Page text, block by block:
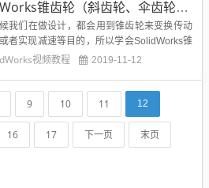
面图标文字大...
SolidWorks锥齿轮（斜齿轮、伞齿轮）如何装配？其实掌握这个方法装配并不难
我们在做设计，都会用到锥齿轮来变换传动
者实现减速等目的，所以学会SolidWorks锥
就非常的重要，今天溪风就给大家分享Solid
给大家推荐两个齿轮生成...
视频教程 2019-11-12
9 10 11 12
16 17 下一页 末页